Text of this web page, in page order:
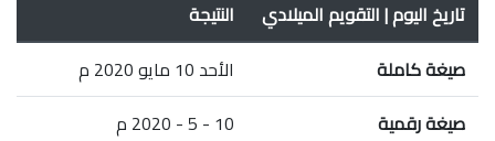
تاريخ اليوم | التقويم الميلادي
النتيجة
صيغة كاملة
الأحد 10 مايو 2020 م
صيغة رقمية
10 - 5 - 2020 م